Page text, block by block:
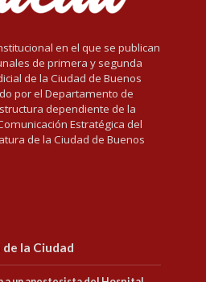
en el que se publican
de primera y segunda
de la Ciudad de Buenos
por el Departamento de
dependiente de la
Estratégica del
de la Ciudad de Buenos
la Ciudad